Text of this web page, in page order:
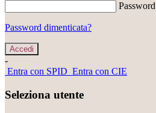
Password
Password dimenticata?
-
Entra con SPID Entra con CIE
Seleziona utente